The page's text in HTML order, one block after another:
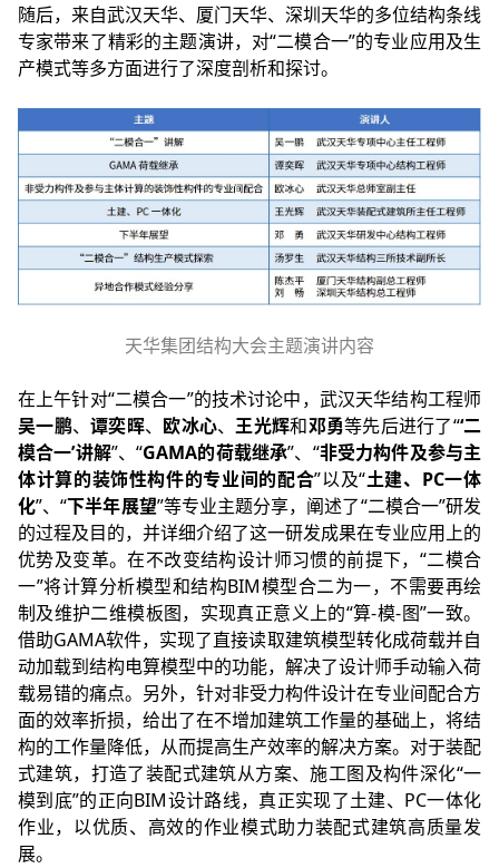
随后，来自武汉天华、厦门天华、深圳天华的多位结构条线
专家带来了精彩的主题演讲，对“二模合一”的专业应用及生
产模式等多方面进行了深度剖析和探讨。
天华集团结构大会主题演讲内容
在上午针对“二模合一”的技术讨论中，武汉天华结构工程师
吴一鹏、谭奕晖、 欧冰心、王光辉和邓勇等先后进行了“‘二
模合一’讲解”、“GAMA的荷载继承”、“非受力构件及参与主
体计算的装饰性构件的专业间的配合”以及“土建、PC一体
化”、“下半年展望”等专业主题分享，阐述了“二模合一”研发
的过程及目的，并详细介绍了这一研发成果在专业应用上的
优势及变革。在不改变结构设计师习惯的前提下，“二模合
一”将计算分析模型和结构BIM模型合二为一，不需要再绘
制及维护二维模板图，实现真正意义上的“算-模-图”一致。
借助GAMA软件，实现了直接读取建筑模型转化成荷载并自
动加载到结构电算模型中的功能，解决了设计师手动输入荷
载易错的痛点。另外，针对非受力构件设计在专业间配合方
面的效率折损，给出了在不增加建筑工作量的基础上，将结
构的工作量降低，从而提高生产效率的解决方案。对于装配
式建筑，打造了装配式建筑从方案、施工图及构件深化“一
模到底”的正向BIM设计路线，真正实现了土建、PC一体化
作业，以优质、高效的作业模式助力装配式建筑高质量发
展。